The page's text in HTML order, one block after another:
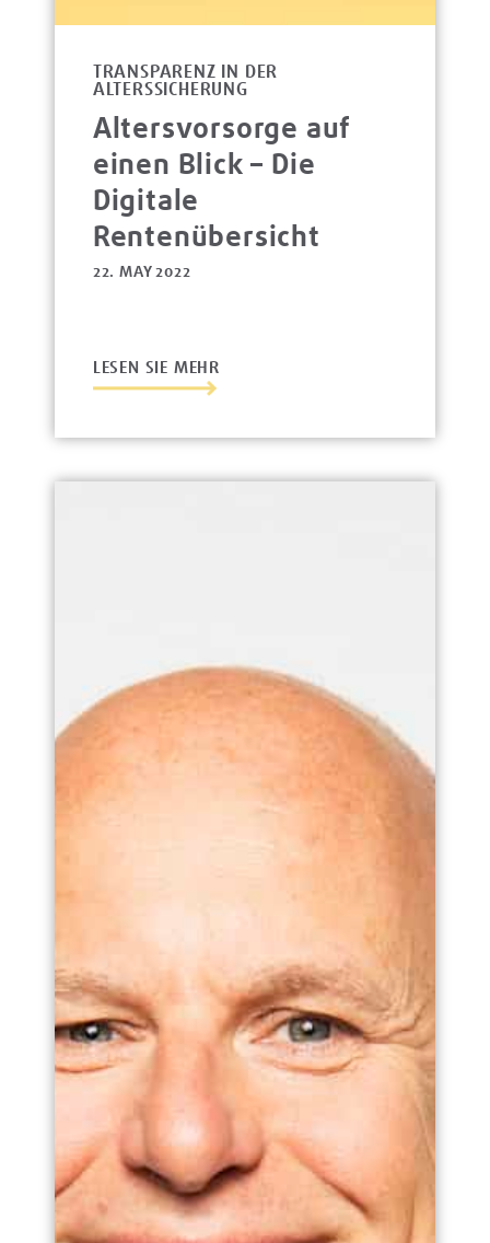
TRANSPARENZ IN DER
ALTERSSICHERUNG
Altersvorsorge auf
einen Blick – Die
Digitale
Rentenübersicht
22. MAY 2022
LESEN SIE MEHR